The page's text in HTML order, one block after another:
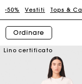
-50% Vestiti Tops &
Ordinare
Lino certificato